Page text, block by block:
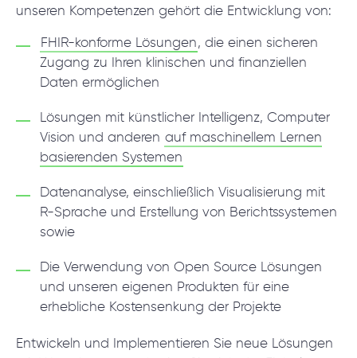
unseren Kompetenzen gehört die Entwicklung von:
FHIR-konforme Lösungen, die einen sicheren
Zugang zu Ihren klinischen und finanziellen
Daten ermöglichen
Lösungen mit künstlicher Intelligenz, Computer
Vision und anderen auf maschinellem Lernen
basierenden Systemen
Datenanalyse, einschließlich Visualisierung mit
R-Sprache und Erstellung von Berichtssystemen
sowie
Die Verwendung von Oрen Source Lösungen
und unseren eigenen Produkten für eine
erhebliche Kostensenkung der Projekte
Entwickeln und Implementieren Sie neue Lösungen
հայերեն
English (UK)
Deutsch
Dansk
English
Datenschutzrichtlinie
Cookie-Erklärung